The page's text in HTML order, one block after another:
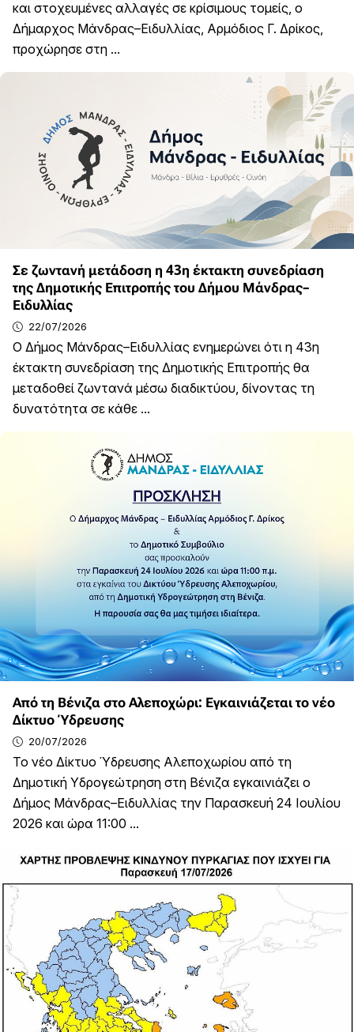
και στοχευμένες αλλαγές σε κρίσιμους τομείς, ο
Δήμαρχος Μάνδρας–Ειδυλλίας, Αρμόδιος Γ. Δρίκος,
προχώρησε στη ...
Σε ζωντανή μετάδοση η 43η έκτακτη συνεδρίαση
της Δημοτικής Επιτροπής του Δήμου Μάνδρας–
Ειδυλλίας
22/07/2026
Ο Δήμος Μάνδρας–Ειδυλλίας ενημερώνει ότι η 43η
έκτακτη συνεδρίαση της Δημοτικής Επιτροπής θα
μεταδοθεί ζωντανά μέσω διαδικτύου, δίνοντας τη
δυνατότητα σε κάθε ...
Από τη Βένιζα στο Αλεποχώρι: Εγκαινιάζεται το νέο
Δίκτυο Ύδρευσης
20/07/2026
Το νέο Δίκτυο Ύδρευσης Αλεποχωρίου από τη
Δημοτική Υδρογεώτρηση στη Βένιζα εγκαινιάζει ο
Δήμος Μάνδρας–Ειδυλλίας την Παρασκευή 24 Ιουλίου
2026 και ώρα 11:00 ...